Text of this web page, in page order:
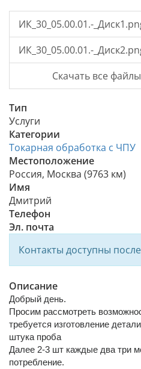
ИК_30_05.00.01.-
ИК_30_05.00.01.-
Скачать все
Тип
Услуги
Категории
Токарная обработка с ЧПУ
Местоположение
Россия, Москва (9763 км)
Имя
Дмитрий
Телефон
Эл. почта
Контакты доступны после
Описание
Добрый день.
Просим рассмотреть
требуется изготовление
штука проба
Далее 2-3 шт каждые два три
потребление.